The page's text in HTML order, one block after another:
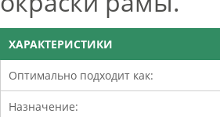
ХАРАКТЕРИСТИКИ
Оптимально подходит как:
Назначение: